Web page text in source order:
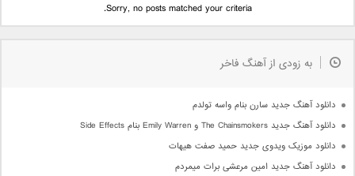
Sorry, no posts matched your criteria.
به زودی از آهنگ فاخر
دانلود آهنگ جدید سارن بنام واسه تولدم
دانلود آهنگ جدید The Chainsmokers و Emily Warren بنام Side Effects
دانلود موزیک ویدوی جدید حمید صفت هیهات
دانلود آهنگ جدید امین مرعشی برات میمردم